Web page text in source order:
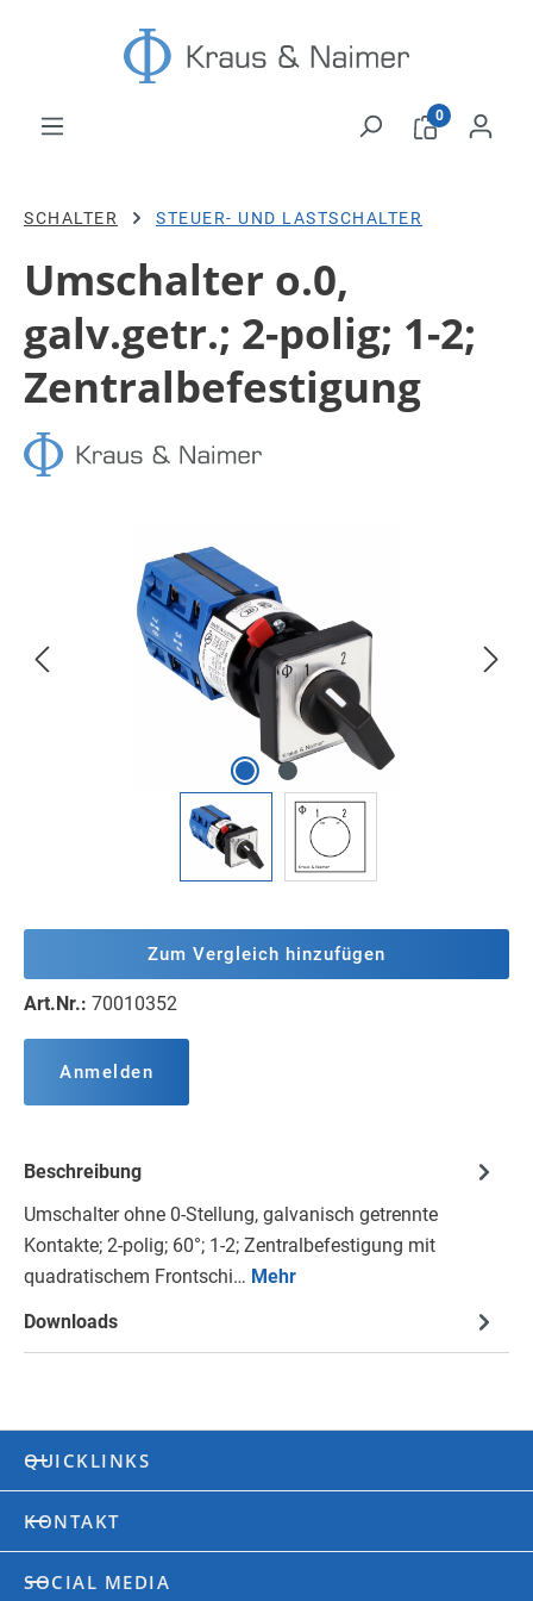
Zum Hauptinhalt springen
0
SCHALTER STEUER- UND LASTSCHALTER
Umschalter o.0,
galv.getr.; 2-polig; 1-2;
Zentralbefestigung
Zum Vergleich hinzufügen
Art.Nr.: 70010352
Anmelden
Beschreibung
Umschalter ohne 0-Stellung, galvanisch getrennte
Kontakte; 2-polig; 60°; 1-2; Zentralbefestigung mit
quadratischem Frontschi… Mehr
Downloads
QUICKLINKS
KONTAKT
SOCIAL MEDIA